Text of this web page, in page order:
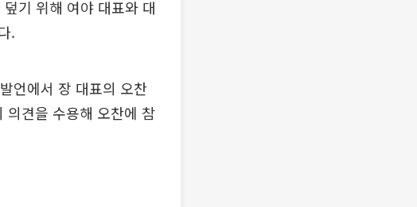
기 위해 여야 대표와 대
.
언에서 장 대표의 오찬
의견을 수용해 오찬에 참